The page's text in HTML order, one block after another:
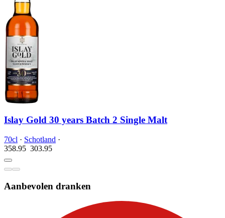
Islay Gold 30 years Batch 2 Single Malt
70cl · Schotland ·
358.95 303.95
Aanbevolen dranken